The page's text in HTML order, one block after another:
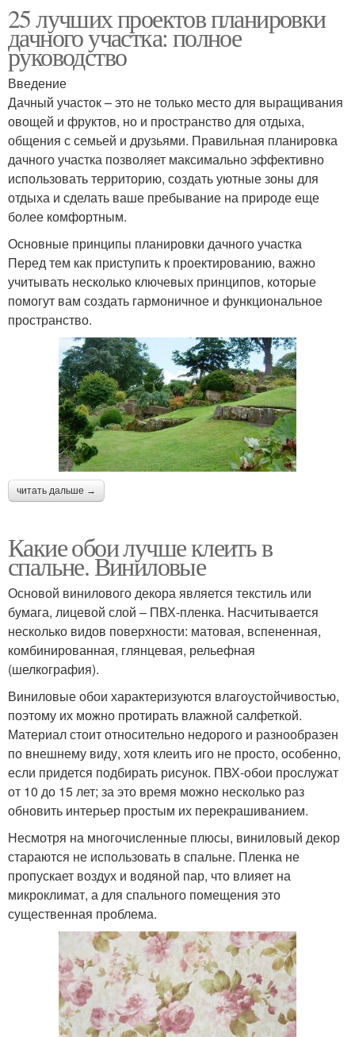
25 лучших проектов планировки
дачного участка: полное
руководство
Введение
Дачный участок – это не только место для выращивания
овощей и фруктов, но и пространство для отдыха,
общения с семьей и друзьями. Правильная планировка
дачного участка позволяет максимально эффективно
использовать территорию, создать уютные зоны для
отдыха и сделать ваше пребывание на природе еще
более комфортным.
Основные принципы планировки дачного участка
Перед тем как приступить к проектированию, важно
учитывать несколько ключевых принципов, которые
помогут вам создать гармоничное и функциональное
пространство.
читать дальше →
Какие обои лучше клеить в
спальне. Виниловые
Основой винилового декора является текстиль или
бумага, лицевой слой – ПВХ-пленка. Насчитывается
несколько видов поверхности: матовая, вспененная,
комбинированная, глянцевая, рельефная
(шелкография).
Виниловые обои характеризуются влагоустойчивостью,
поэтому их можно протирать влажной салфеткой.
Материал стоит относительно недорого и разнообразен
по внешнему виду, хотя клеить иго не просто, особенно,
если придется подбирать рисунок. ПВХ-обои прослужат
от 10 до 15 лет; за это время можно несколько раз
обновить интерьер простым их перекрашиванием.
Несмотря на многочисленные плюсы, виниловый декор
стараются не использовать в спальне. Пленка не
пропускает воздух и водяной пар, что влияет на
микроклимат, а для спального помещения это
существенная проблема.